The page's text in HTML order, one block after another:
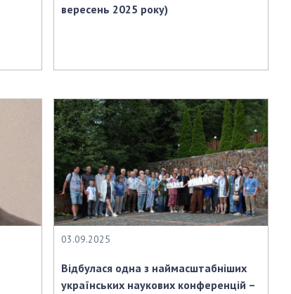
НАУКОВІ
КОМЕНТУЄ
КОНТАКТИ
ПРОФСПІЛКА НАН
УКРАЇНИ
КАБІНЕТ
вересень 2025 року)
03.09.2025
Відбулася одна з наймасштабніших
українських наукових конференцій –